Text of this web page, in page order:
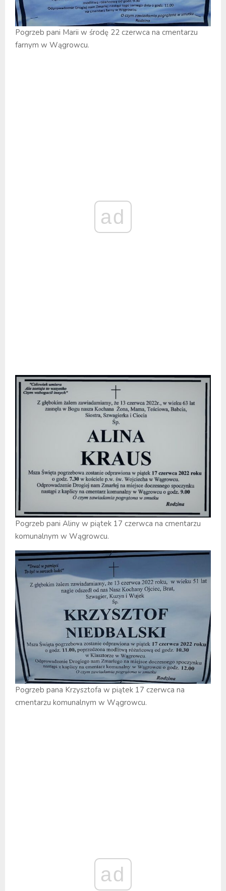
Pogrzeb pani Marii w środę 22 czerwca na cmentarzu
farnym w Wągrowcu.
ad
Pogrzeb pani Aliny w piątek 17 czerwca na cmentarzu
komunalnym w Wągrowcu.
Pogrzeb pana Krzysztofa w piątek 17 czerwca na
cmentarzu komunalnym w Wągrowcu.
ad